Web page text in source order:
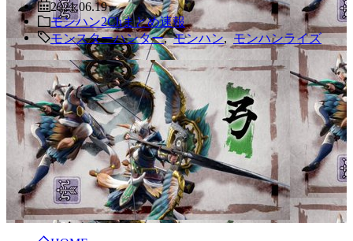
2021.06.19
モンハン2Chまとめ速報
モンスターハンター,モンハン,モンハンライズ